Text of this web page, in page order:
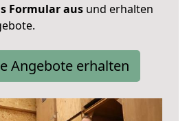
Formular aus und erhalten
Angebote erhalten